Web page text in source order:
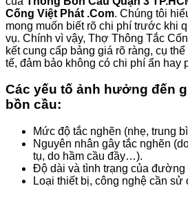
Cống Việt Phát .Com. Chúng tôi
mong muốn biết rõ chi phí trước khi
vụ. Chính vì vậy, Thợ Thông Tắc
kết cung cấp bảng giá rõ ràng, cụ
tế, đảm bảo không có chi phí ẩn hay
Các yếu tố ảnh hưởng đến
bồn cầu:
Mức độ tắc nghẽn (nhẹ, trung
Nguyên nhân gây tắc nghẽn
tụ, do hầm cầu đầy…).
Độ dài và tình trạng của đường
Loại thiết bị, công nghệ cần sử